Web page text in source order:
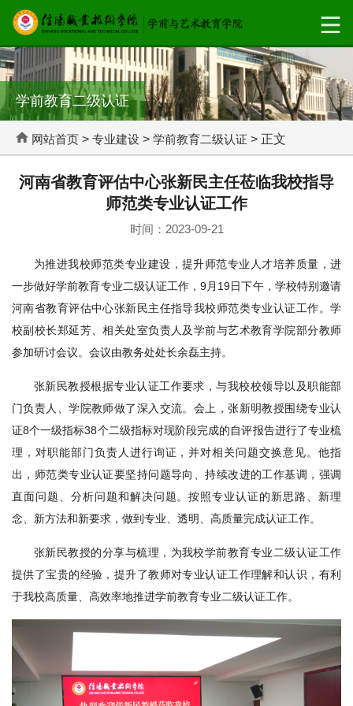
学前教育二级认证
网站首页 > 专业建设 > 学前教育二级认证 > 正文
河南省教育评估中心张新民主任莅临我校指导
师范类专业认证工作
时间：2023-09-21
为推进我校师范类专业建设，提升师范专业人才培养质量，进
一步做好学前教育专业二级认证工作，9月19日下午，学校特别邀请
河南省教育评估中心张新民主任指导我校师范类专业认证工作。学
校副校长郑延芳、相关处室负责人及学前与艺术教育学院部分教师
参加研讨会议。会议由教务处处长余磊主持。
张新民教授根据专业认证工作要求，与我校校领导以及职能部
门负责人、学院教师做了深入交流。会上，张新明教授围绕专业认
证8个一级指标38个二级指标对现阶段完成的自评报告进行了专业梳
理，对职能部门负责人进行询证，并对相关问题交换意见。他指
出，师范类专业认证要坚持问题导向、持续改进的工作基调，强调
直面问题、分析问题和解决问题。按照专业认证的新思路、新理
念、新方法和新要求，做到专业、透明、高质量完成认证工作。
张新民教授的分享与梳理，为我校学前教育专业二级认证工作
提供了宝贵的经验，提升了教师对专业认证工作理解和认识，有利
于我校高质量、高效率地推进学前教育专业二级认证工作。